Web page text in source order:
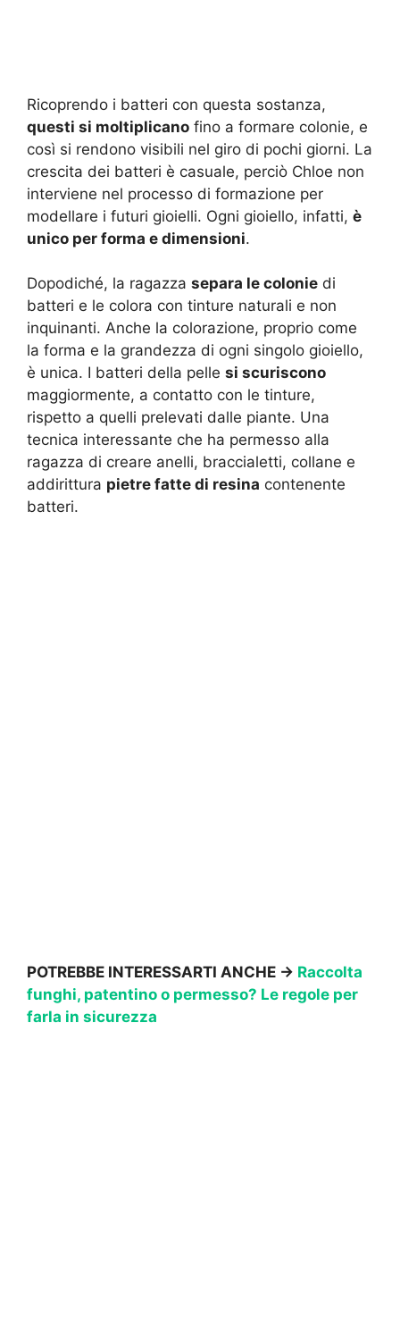
Ricoprendo i batteri con questa sostanza,
questi si moltiplicano fino a formare colonie, e
così si rendono visibili nel giro di pochi giorni. La
crescita dei batteri è casuale, perciò Chloe non
interviene nel processo di formazione per
modellare i futuri gioielli. Ogni gioiello, infatti, è
unico per forma e dimensioni.
Dopodiché, la ragazza separa le colonie di
batteri e le colora con tinture naturali e non
inquinanti. Anche la colorazione, proprio come
la forma e la grandezza di ogni singolo gioiello,
è unica. I batteri della pelle si scuriscono
maggiormente, a contatto con le tinture,
rispetto a quelli prelevati dalle piante. Una
tecnica interessante che ha permesso alla
ragazza di creare anelli, braccialetti, collane e
addirittura pietre fatte di resina contenente
batteri.
POTREBBE INTERESSARTI ANCHE → Raccolta
funghi, patentino o permesso? Le regole per
farla in sicurezza